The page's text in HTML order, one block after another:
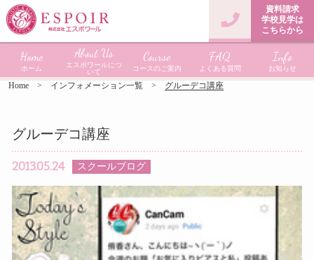
Home
ホーム
About Us
エスポワールにつ
いて
Course
コースのご案内
FAQ
よくある質問
Info
お知らせ
資料請求
学校見学は
こちらから
Home インフォメーション一覧 グルーデコ講座
グルーデコ講座
2013.05.24 スクールブログ